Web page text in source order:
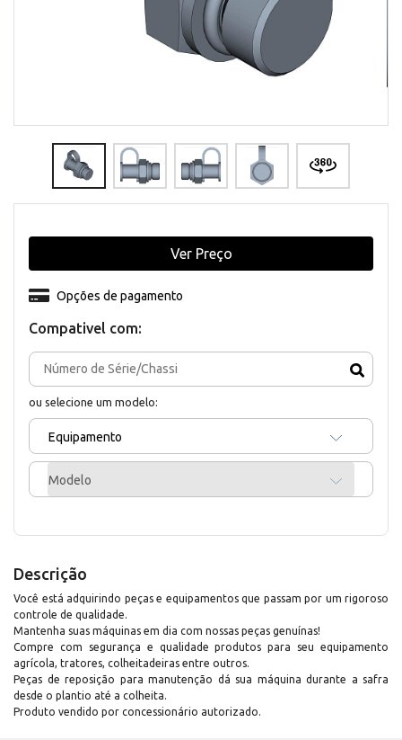
Compativel com:
ou selecione um modelo:
Equipamento
Modelo
Opções de pagamento
Ver Preço
Descrição
Você está adquirindo peças e equipamentos que passam por um rigoroso
controle de qualidade.
Mantenha suas máquinas em dia com nossas peças genuínas!
Compre com segurança e qualidade produtos para seu equipamento
agrícola, tratores, colheitadeiras entre outros.
Peças de reposição para manutenção dá sua máquina durante a safra
desde o plantio até a colheita.
Produto vendido por concessionário autorizado.